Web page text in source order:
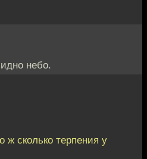
небо.
ж сколько терпения у